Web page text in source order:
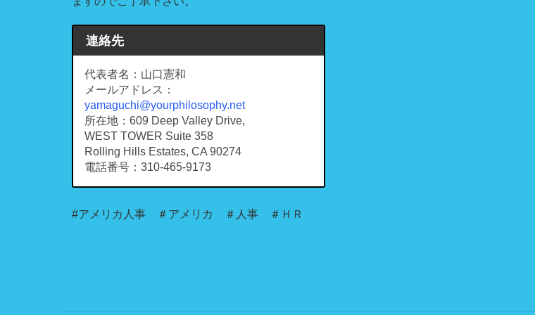
連絡先
代表者名：山口憲和
メールアドレス：
yamaguchi@yourphilosophy.net
所在地：609 Deep Valley Drive,
WEST TOWER Suite 358
Rolling Hills Estates, CA 90274
電話番号：310-465-9173
#アメリカ人事 ＃アメリカ ＃人事 ＃ＨＲ